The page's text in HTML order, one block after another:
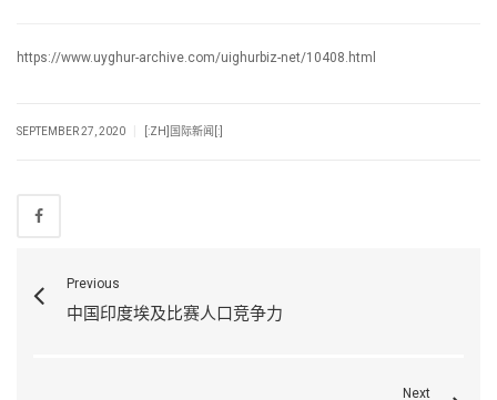
https://www.uyghur-archive.com/uighurbiz-net/10408.html
SEPTEMBER 27, 2020 [:ZH]国际新闻[:]
Previous
中国印度埃及比赛人口竞争力
Next